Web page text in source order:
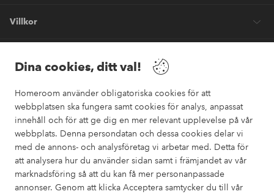
Dina cookies, ditt val!
Homeroom använder obligatoriska cookies för att
webbplatsen ska fungera samt cookies för analys, anpassat
innehåll och för att ge dig en mer relevant upplevelse på vår
webbplats. Denna persondatan och dessa cookies delar vi
med de annons- och analysföretag vi arbetar med. Detta för
att analysera hur du använder sidan samt i främjandet av vår
marknadsföring så att du kan få mer personanpassade
annonser. Genom att klicka Acceptera samtycker du till vår
Villkor
Säkra betalningar
Vill du veta mer om våra betalalternativ ?
elpy